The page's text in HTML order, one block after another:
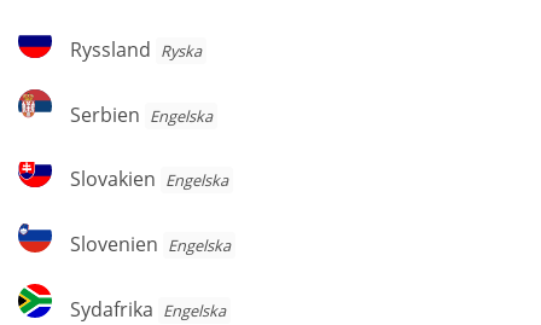
Ryssland
Ryssland Ryska
Serbien
Serbien Engelska
Slovakien
Slovakien Engelska
Slovenien
Slovenien Engelska
Sydafrika
Sydafrika Engelska